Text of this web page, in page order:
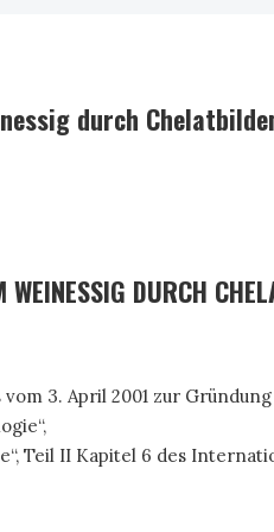
durch
WEINESSIG DURCH
3. April 2001 zur
Teil II Kapitel 6 des